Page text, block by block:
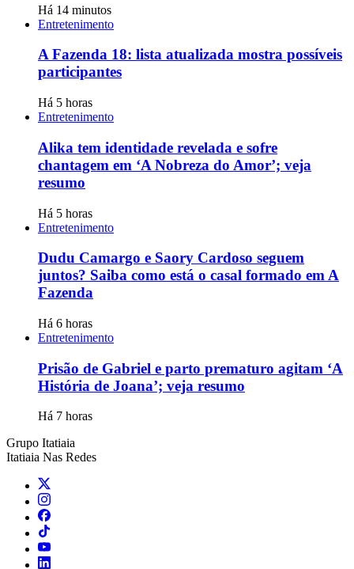
Há 14 minutos
Entretenimento
A Fazenda 18: lista atualizada mostra possíveis
participantes
Há 5 horas
Entretenimento
Alika tem identidade revelada e sofre
chantagem em ‘A Nobreza do Amor’; veja
resumo
Há 5 horas
Entretenimento
Dudu Camargo e Saory Cardoso seguem
juntos? Saiba como está o casal formado em A
Fazenda
Há 6 horas
Entretenimento
Prisão de Gabriel e parto prematuro agitam ‘A
História de Joana’; veja resumo
Há 7 horas
Grupo Itatiaia
Itatiaia Nas Redes